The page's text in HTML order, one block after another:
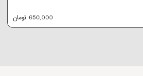
650,000 تومان